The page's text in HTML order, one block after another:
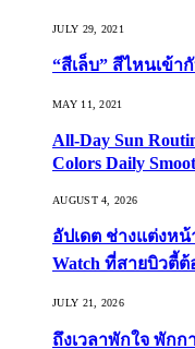
JULY 29, 2021
“สีเล็บ” สีไหนเข้า
MAY 11, 2021
All-Day Sun
Colors Daily
AUGUST 4, 2026
อัปเดต ช่างแต่งหน้
Watch ที่สายบิวตี้ต้
JULY 21, 2026
ถึงเวลาพักใจ พักก